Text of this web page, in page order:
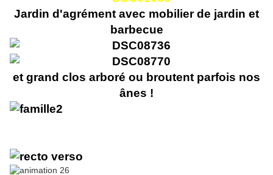
Jardin d'agrément avec mobilier de jardin et
barbecue
et grand clos arboré ou broutent parfois nos
ânes !